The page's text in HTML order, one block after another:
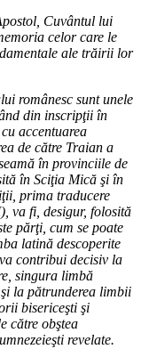
Cuvântul lui
celor care le
ale trăirii lor
românesc sunt unele
din inscripţii în
accentuarea
de către Traian a
în provinciile de
în Sciţia Mică şi în
prima traducere
va fi, desigur, folosită
părţi, cum se poate
latină descoperite
contribui decisiv la
singura limbă
la pătrunderea limbii
bisericeşti şi
către obştea
revelate.